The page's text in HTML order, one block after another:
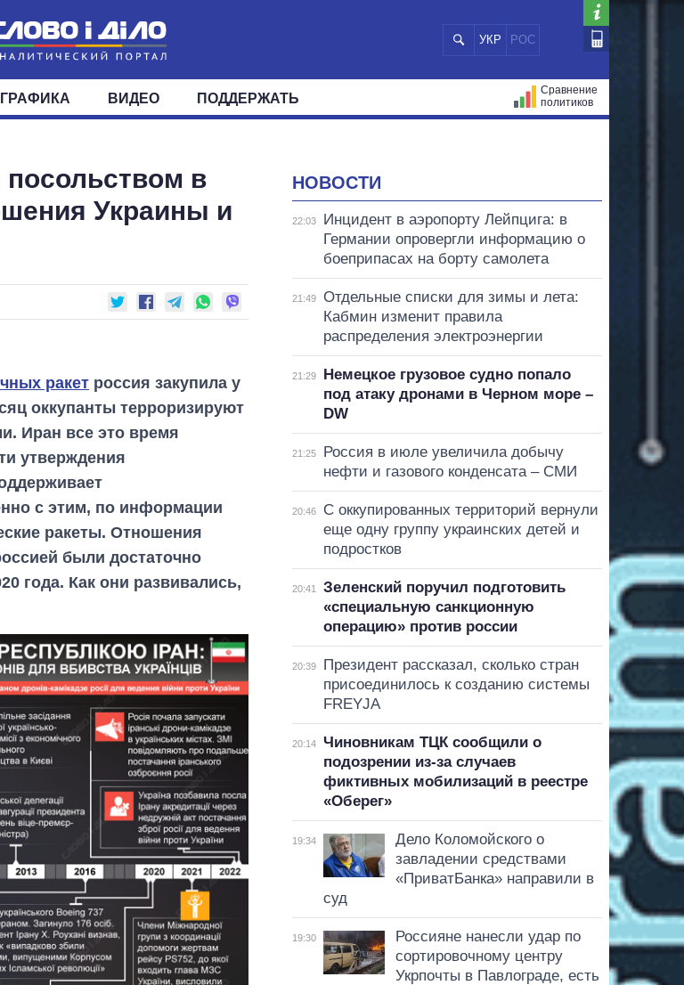
УКР РОС
ЭКОНОМИКА ОБЩЕСТВО МИР
КОМИТЕТЫ ФРАКЦИИ ОКРУГА
ВИДЕО ПОДДЕРЖАТЬ
Сравнение
политиков
в
Украины и
ракет россия закупила у
оккупанты терроризируют
Иран все это время
утверждения
с этим, по информации
ракеты. Отношения
были достаточно
года. Как они развивались,
НОВОСТИ
22:03
Инцидент в аэропорту Лейпцига: в
Германии опровергли информацию о
боеприпасах на борту самолета
21:49
Отдельные списки для зимы и лета:
Кабмин изменит правила
распределения электроэнергии
21:29
Немецкое грузовое судно попало
под атаку дронами в Черном море –
DW
21:25
Россия в июле увеличила добычу
нефти и газового конденсата – СМИ
20:46
С оккупированных территорий вернули
еще одну группу украинских детей и
подростков
20:41
Зеленский поручил подготовить
«специальную санкционную
операцию» против россии
20:39
Президент рассказал, сколько стран
присоединилось к созданию системы
FREYJA
20:14
Чиновникам ТЦК сообщили о
подозрении из-за случаев
фиктивных мобилизаций в реестре
«Оберег»
19:34
Дело Коломойского о
завладении средствами
«ПриватБанка» направили в
суд
19:30
Россияне нанесли удар по
сортировочному центру
Укрпочты в Павлограде, есть